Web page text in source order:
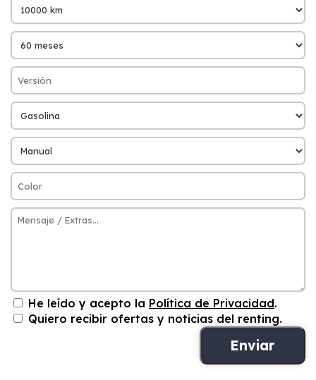
He leído y acepto la Política de Privacidad.
Quiero recibir ofertas y noticias del renting.